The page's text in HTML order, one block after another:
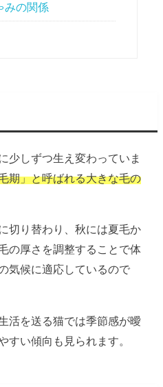
みの関係
少しずつ生え変わっていま
期」と呼ばれる大きな毛の
切り替わり、秋には夏毛か
の厚さを調整することで体
気候に適応しているので
活を送る猫では季節感が曖
すい傾向も見られます。